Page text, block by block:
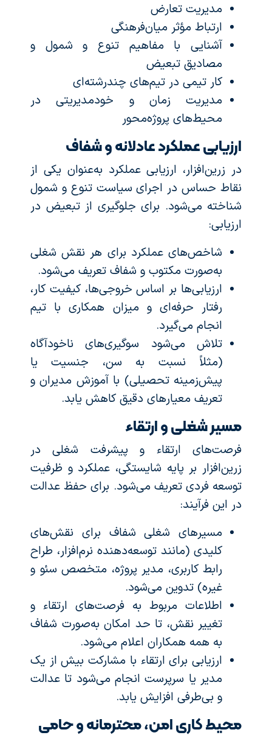
مدیریت تعارض
ارتباط مؤثر میان‌فرهنگی
آشنایی با مفاهیم تنوع و شمول و
مصادیق تبعیض
کار تیمی در تیم‌های چندرشته‌ای
مدیریت زمان و خودمدیریتی در
محیط‌های پروژه‌محور
ارزیابی عملکرد عادلانه و شفاف
در زرین‌افزار، ارزیابی عملکرد به‌عنوان یکی از
نقاط حساس در اجرای سیاست تنوع و شمول
شناخته می‌شود. برای جلوگیری از تبعیض در
ارزیابی:
شاخص‌های عملکرد برای هر نقش شغلی
به‌صورت مکتوب و شفاف تعریف می‌شود.
ارزیابی‌ها بر اساس خروجی‌ها، کیفیت کار،
رفتار حرفه‌ای و میزان همکاری با تیم
انجام می‌گیرد.
تلاش می‌شود سوگیری‌های ناخودآگاه
(مثلاً نسبت به سن، جنسیت یا
پیش‌زمینه تحصیلی) با آموزش مدیران و
تعریف معیارهای دقیق کاهش یابد.
مسیر شغلی و ارتقاء
فرصت‌های ارتقاء و پیشرفت شغلی در
زرین‌افزار بر پایه شایستگی، عملکرد و ظرفیت
توسعه فردی تعریف می‌شود. برای حفظ عدالت
در این فرآیند:
مسیرهای شغلی شفاف برای نقش‌های
کلیدی (مانند توسعه‌دهنده نرم‌افزار، طراح
رابط کاربری، مدیر پروژه، متخصص سئو و
غیره) تدوین می‌شود.
اطلاعات مربوط به فرصت‌های ارتقاء و
تغییر نقش، تا حد امکان به‌صورت شفاف
به همه همکاران اعلام می‌شود.
ارزیابی برای ارتقاء با مشارکت بیش از یک
مدیر یا سرپرست انجام می‌شود تا عدالت
و بی‌طرفی افزایش یابد.
محیط کاری امن، محترمانه و حامی